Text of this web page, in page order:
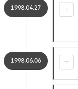
1998.04.27
1998.06.06